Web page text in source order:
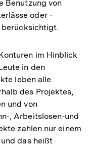
Benutzung von
oder -
berücksichtigt.
im Hinblick
in den
leben alle
des Projektes,
und von
, Arbeitslosen-und
zahlen nur einem
das heißt